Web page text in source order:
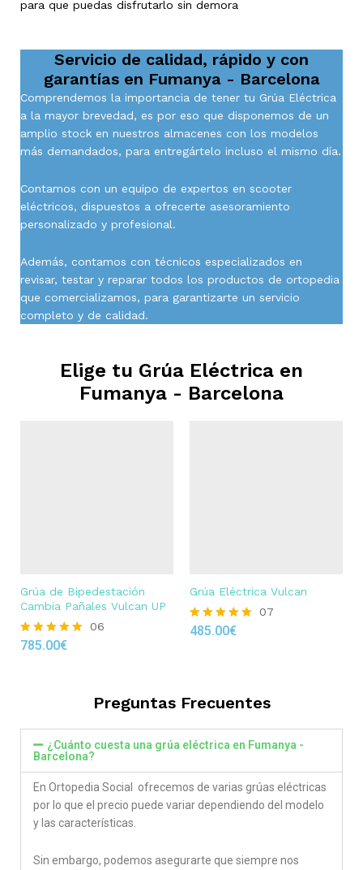
para que puedas disfrutarlo sin demora
Servicio de calidad, rápido y con
garantías en Fumanya - Barcelona
Comprendemos la importancia de tener tu Grúa Eléctrica
a la mayor brevedad, es por eso que disponemos de un
amplio stock en nuestros almacenes con los modelos
más demandados, para entregártelo incluso el mismo día.
Contamos con un equipo de expertos en scooter
eléctricos, dispuestos a ofrecerte asesoramiento
personalizado y profesional.
Además, contamos con técnicos especializados en
revisar, testar y reparar todos los productos de ortopedia
que comercializamos, para garantizarte un servicio
completo y de calidad.
Elige tu Grúa Eléctrica en
Fumanya - Barcelona
Grúa de Bipedestación
Cambia Pañales Vulcan UP
Rated
06
785.00€
Grúa Eléctrica Vulcan
Rated
07
485.00€
Preguntas Frecuentes
¿Cuánto cuesta una grúa eléctrica en Fumanya -
Barcelona?
En Ortopedia Social ofrecemos de varias grúas eléctricas
por lo que el precio puede variar dependiendo del modelo
y las características.
Sin embargo, podemos asegurarte que siempre nos